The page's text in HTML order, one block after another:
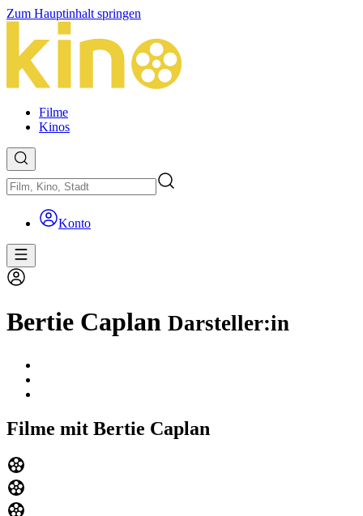
Zum Hauptinhalt springen
Filme
Kinos
Konto
Bertie Caplan Darsteller:in
Filme mit Bertie Caplan